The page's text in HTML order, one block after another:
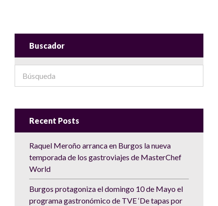
Buscador
Recent Posts
Raquel Meroño arranca en Burgos la nueva
temporada de los gastroviajes de MasterChef
World
Burgos protagoniza el domingo 10 de Mayo el
programa gastronómico de TVE ‘De tapas por